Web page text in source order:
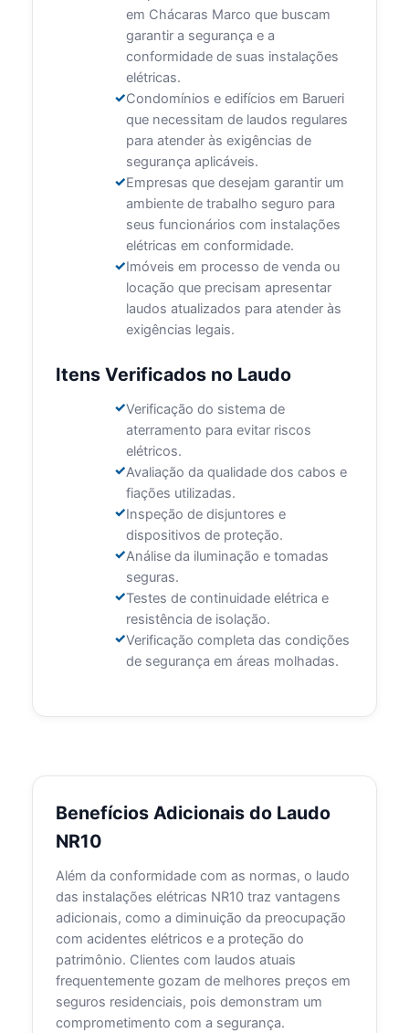
em Chácaras Marco que buscam
garantir a segurança e a
conformidade de suas instalações
elétricas.
Condomínios e edifícios em Barueri
que necessitam de laudos regulares
para atender às exigências de
segurança aplicáveis.
Empresas que desejam garantir um
ambiente de trabalho seguro para
seus funcionários com instalações
elétricas em conformidade.
Imóveis em processo de venda ou
locação que precisam apresentar
laudos atualizados para atender às
exigências legais.
Itens Verificados no Laudo
Verificação do sistema de
aterramento para evitar riscos
elétricos.
Avaliação da qualidade dos cabos e
fiações utilizadas.
Inspeção de disjuntores e
dispositivos de proteção.
Análise da iluminação e tomadas
seguras.
Testes de continuidade elétrica e
resistência de isolação.
Verificação completa das condições
de segurança em áreas molhadas.
Benefícios Adicionais do Laudo
NR10
Além da conformidade com as normas, o laudo
das instalações elétricas NR10 traz vantagens
adicionais, como a diminuição da preocupação
com acidentes elétricos e a proteção do
patrimônio. Clientes com laudos atuais
frequentemente gozam de melhores preços em
seguros residenciais, pois demonstram um
comprometimento com a segurança.